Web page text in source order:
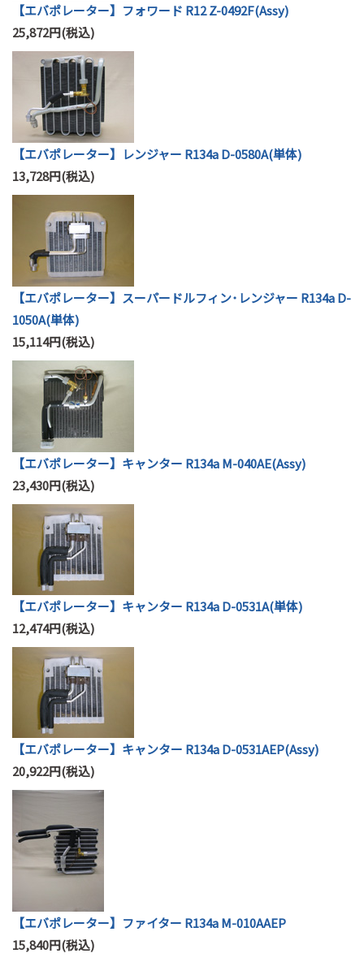
【エバポレーター】フォワード R12 Z-0492F(Assy)
25,872円(税込)
【エバポレーター】レンジャー R134a D-0580A(単体)
13,728円(税込)
【エバポレーター】スーパードルフィン･レンジャー R134a D-
1050A(単体)
15,114円(税込)
【エバポレーター】キャンター R134a M-040AE(Assy)
23,430円(税込)
【エバポレーター】キャンター R134a D-0531A(単体)
12,474円(税込)
【エバポレーター】キャンター R134a D-0531AEP(Assy)
20,922円(税込)
【エバポレーター】ファイター R134a M-010AAEP
15,840円(税込)